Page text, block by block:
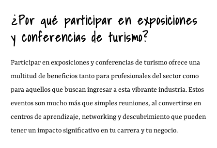
¿Por qué participar en exposiciones
y conferencias de turismo?
Participar en exposiciones y conferencias de turismo ofrece una
multitud de beneficios tanto para profesionales del sector como
para aquellos que buscan ingresar a esta vibrante industria. Estos
eventos son mucho más que simples reuniones, al convertirse en
centros de aprendizaje, networking y descubrimiento que pueden
tener un impacto significativo en tu carrera y tu negocio.